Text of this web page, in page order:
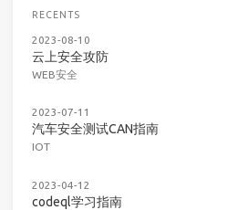
RECENTS
2023-08-10
云上安全攻防
WEB安全
2023-07-11
汽车安全测试CAN指南
IOT
2023-04-12
codeql学习指南